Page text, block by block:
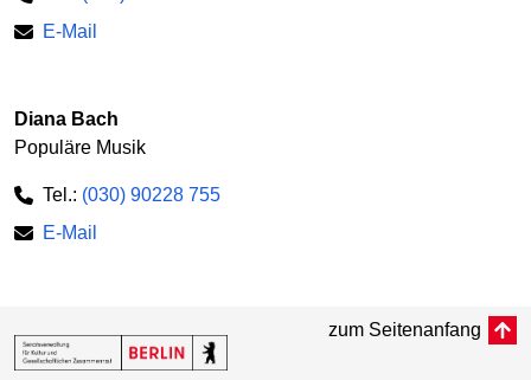
E-Mail
Diana Bach
Populäre Musik
Tel.: (030) 90228 755
E-Mail
zum Seitenanfang